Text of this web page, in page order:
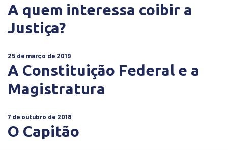
A quem interessa coibir a
Justiça?
25 de março de 2019
A Constituição Federal e a
Magistratura
7 de outubro de 2018
O Capitão